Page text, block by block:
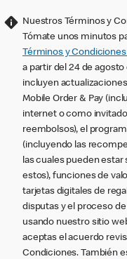
Nuestros Términos y
Tómate unos minutos
Términos y Condiciones
a partir del 24 de
incluyen
Mobile Order & Pay
internet o como
reembolsos), el
(incluyendo las
las cuales pueden
estos), funciones de
tarjetas digitales de
disputas y el proceso
usando nuestro sitio
aceptas el acuerdo
Condiciones. También